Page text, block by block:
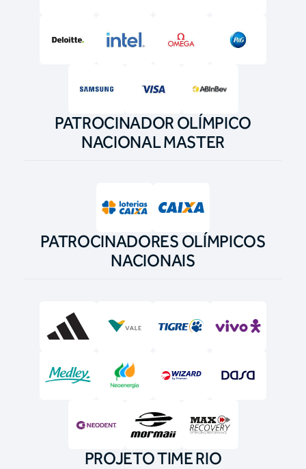
PATROCINADOR OLÍMPICO
NACIONAL MASTER
PATROCINADORES OLÍMPICOS
NACIONAIS
PROJETO TIME RIO